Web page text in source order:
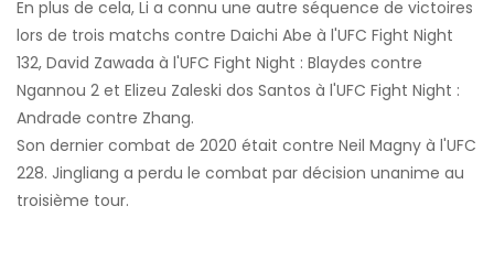
En plus de cela, Li a connu une autre séquence de victoires
lors de trois matchs contre Daichi Abe à l'UFC Fight Night
132, David Zawada à l'UFC Fight Night : Blaydes contre
Ngannou 2 et Elizeu Zaleski dos Santos à l'UFC Fight Night :
Andrade contre Zhang.
Son dernier combat de 2020 était contre Neil Magny à l'UFC
228. Jingliang a perdu le combat par décision unanime au
troisième tour.